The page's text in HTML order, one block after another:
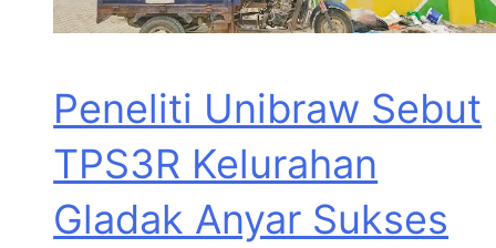
Peneliti Unibraw Sebut
TPS3R Kelurahan
Gladak Anyar Sukses